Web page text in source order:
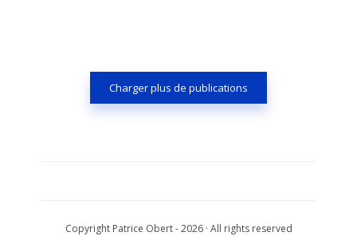
Charger plus de publications
Copyright Patrice Obert - 2026 · All rights reserved